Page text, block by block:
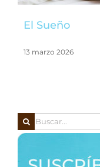
El Sueño
13 marzo 2026
Buscar: